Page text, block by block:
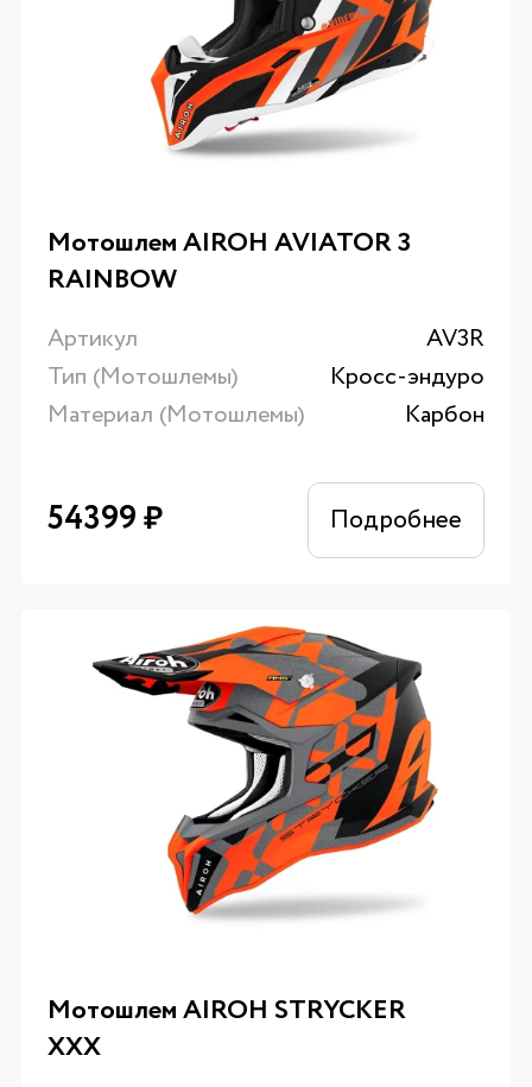
Мотошлем AIROH AVIATOR 3
RAINBOW
Артикул
AV3R
Тип (Мотошлемы)
Кросс-эндуро
Материал (Мотошлемы)
Карбон
54399₽ Подробнее
Мотошлем AIROH STRYCKER
XXX